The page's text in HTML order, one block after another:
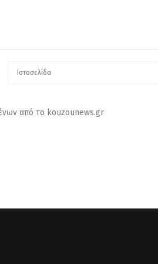
από το kouzounews.gr